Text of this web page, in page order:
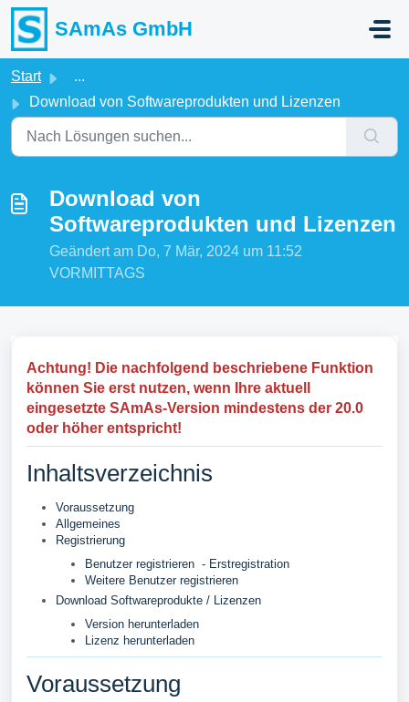
Zum hauptsächlichen Inhalt gehen
SAmAs GmbH
Start
...
Download von Softwareprodukten und Lizenzen
Download von
Softwareprodukten und Lizenzen
Geändert am Do, 7 Mär, 2024 um 11:52
VORMITTAGS
Achtung! Die nachfolgend beschriebene Funktion
können Sie erst nutzen, wenn Ihre aktuell
eingesetzte SAmAs-Version mindestens der 20.0
oder höher entspricht!
Inhaltsverzeichnis
Voraussetzung
Allgemeines
Registrierung
Benutzer registrieren - Erstregistration
Weitere Benutzer registrieren
Download Softwareprodukte / Lizenzen
Version herunterladen
Lizenz herunterladen
Voraussetzung